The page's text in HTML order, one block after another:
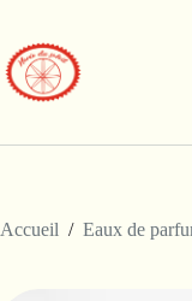
contenu
Accueil / Eaux de